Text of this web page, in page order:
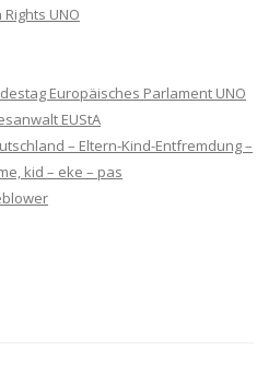
UNO
Europäisches Parlament UNO
EUStA
– Eltern-Kind-Entfremdung –
kid – eke – pas